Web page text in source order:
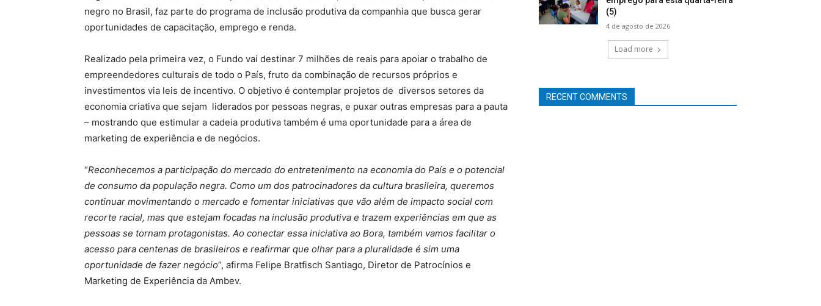
negro no Brasil, faz parte do programa de inclusão produtiva da companhia que busca gerar
oportunidades de capacitação, emprego e renda.
Realizado pela primeira vez, o Fundo vai destinar 7 milhões de reais para apoiar o trabalho de
empreendedores culturais de todo o País, fruto da combinação de recursos próprios e
investimentos via leis de incentivo. O objetivo é contemplar projetos de diversos setores da
economia criativa que sejam liderados por pessoas negras, e puxar outras empresas para a pauta
– mostrando que estimular a cadeia produtiva também é uma oportunidade para a área de
marketing de experiência e de negócios.
“Reconhecemos a participação do mercado do entretenimento na economia do País e o potencial
de consumo da população negra. Como um dos patrocinadores da cultura brasileira, queremos
continuar movimentando o mercado e fomentar iniciativas que vão além de impacto social com
recorte racial, mas que estejam focadas na inclusão produtiva e trazem experiências em que as
pessoas se tornam protagonistas. Ao conectar essa iniciativa ao Bora, também vamos facilitar o
acesso para centenas de brasileiros e reafirmar que olhar para a pluralidade é sim uma
oportunidade de fazer negócio”, afirma Felipe Bratfisch Santiago, Diretor de Patrocínios e
Marketing de Experiência da Ambev.
(5)
4 de agosto de 2026
Load more
RECENT COMMENTS